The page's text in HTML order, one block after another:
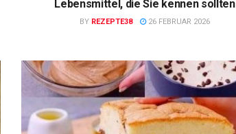
Lebensmittel, die Sie kennen sollten
BY REZEPTE38 26 FEBRUAR 2026